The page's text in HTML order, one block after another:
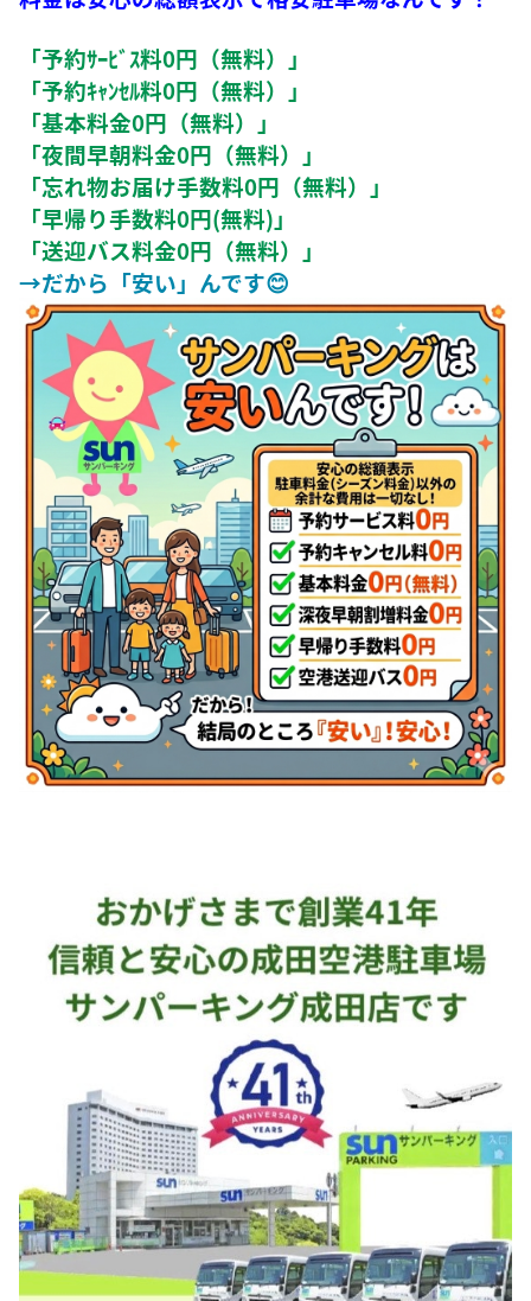
「予約ｻｰﾋﾞｽ料0円（無料）」
「予約ｷｬﾝｾﾙ料0円（無料）」
「基本料金0円（無料）」
「夜間早朝料金0円（無料）」
「忘れ物お届け手数料0円（無料）」
「早帰り手数料0円(無料)」
「送迎バス料金0円（無料）」
→だから「安い」んです😊